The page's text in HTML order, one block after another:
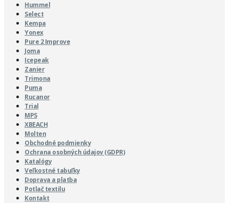
Hummel
Select
Kempa
Yonex
Pure 2 Improve
Joma
Icepeak
Zanier
Trimona
Puma
Rucanor
Trial
MPS
XBEACH
Molten
Obchodné podmienky
Ochrana osobných údajov (GDPR)
Katalógy
Veľkostné tabuľky
Doprava a platba
Potlač textilu
Kontakt